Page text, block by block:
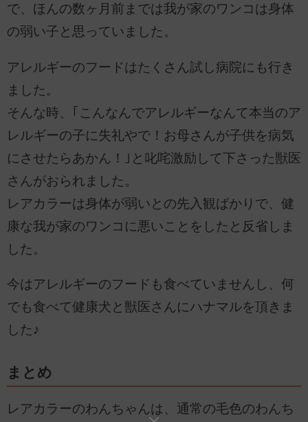
で、ほんの数ヶ月前までは我が家のワンコは身体
の弱い子と思っていました。
アレルギーのフードはたくさん試し病院にも行き
ました。
そんな時、｢こんなんでアレルギーなんて本当のア
レルギーの子に失礼やで！お母さんが子供を病気
にさせたらあかん！｣と叱咤激励して下さった獣医
さんがおられました。
レアカラーは身体が弱いとの先入観ばかりで、健
康な我が家のワンコに悪いことをしたと反省しま
した。
今はアレルギーのフードも食べていませんし、何
でも食べて健康犬と獣医さんにハナマルを頂きま
した♪
まとめ
レアカラーのわんちゃんは、通常の毛色のわんち